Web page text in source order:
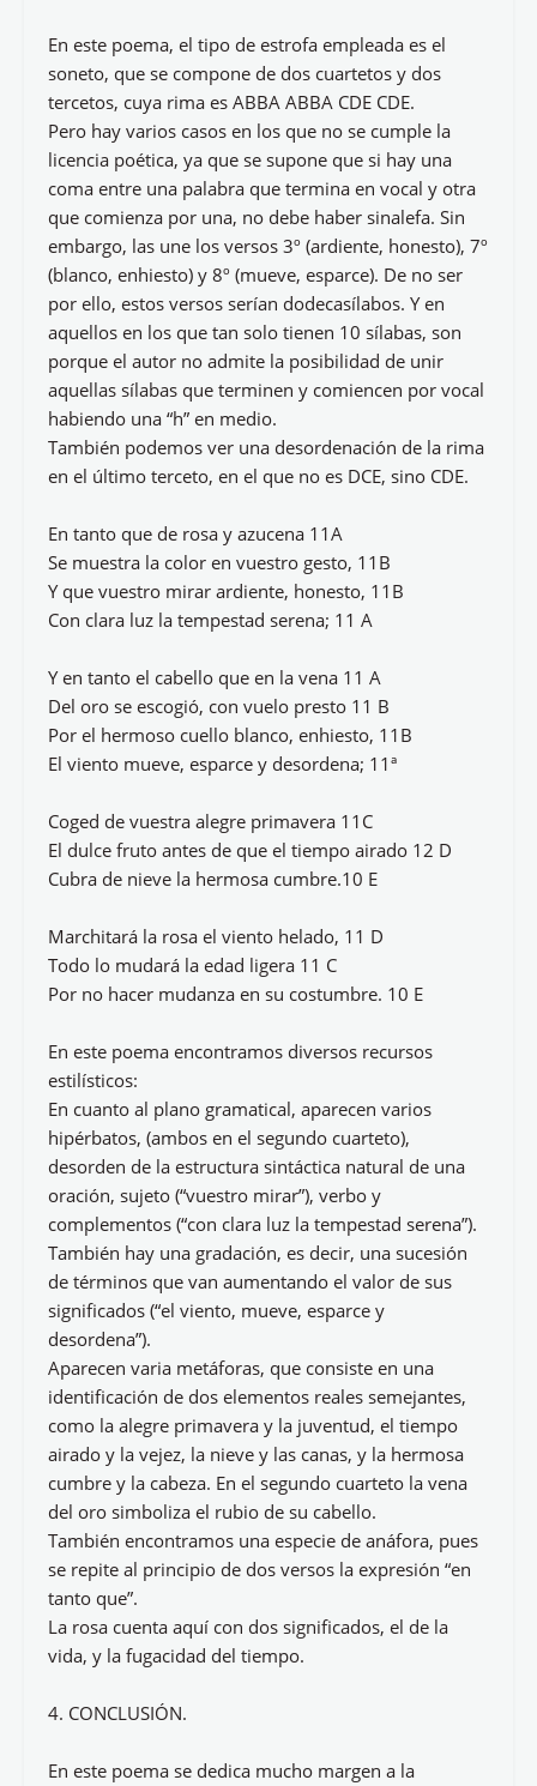
En este poema, el tipo de estrofa empleada es el
soneto, que se compone de dos cuartetos y dos
tercetos, cuya rima es ABBA ABBA CDE CDE.
Pero hay varios casos en los que no se cumple la
licencia poética, ya que se supone que si hay una
coma entre una palabra que termina en vocal y otra
que comienza por una, no debe haber sinalefa. Sin
embargo, las une los versos 3º (ardiente, honesto), 7º
(blanco, enhiesto) y 8º (mueve, esparce). De no ser
por ello, estos versos serían dodecasílabos. Y en
aquellos en los que tan solo tienen 10 sílabas, son
porque el autor no admite la posibilidad de unir
aquellas sílabas que terminen y comiencen por vocal
habiendo una “h” en medio.
También podemos ver una desordenación de la rima
en el último terceto, en el que no es DCE, sino CDE.
En tanto que de rosa y azucena 11A
Se muestra la color en vuestro gesto, 11B
Y que vuestro mirar ardiente, honesto, 11B
Con clara luz la tempestad serena; 11 A
Y en tanto el cabello que en la vena 11 A
Del oro se escogió, con vuelo presto 11 B
Por el hermoso cuello blanco, enhiesto, 11B
El viento mueve, esparce y desordena; 11ª
Coged de vuestra alegre primavera 11C
El dulce fruto antes de que el tiempo airado 12 D
Cubra de nieve la hermosa cumbre.10 E
Marchitará la rosa el viento helado, 11 D
Todo lo mudará la edad ligera 11 C
Por no hacer mudanza en su costumbre. 10 E
En este poema encontramos diversos recursos
estilísticos:
En cuanto al plano gramatical, aparecen varios
hipérbatos, (ambos en el segundo cuarteto),
desorden de la estructura sintáctica natural de una
oración, sujeto (“vuestro mirar”), verbo y
complementos (“con clara luz la tempestad serena”).
También hay una gradación, es decir, una sucesión
de términos que van aumentando el valor de sus
significados (“el viento, mueve, esparce y
desordena”).
Aparecen varia metáforas, que consiste en una
identificación de dos elementos reales semejantes,
como la alegre primavera y la juventud, el tiempo
airado y la vejez, la nieve y las canas, y la hermosa
cumbre y la cabeza. En el segundo cuarteto la vena
del oro simboliza el rubio de su cabello.
También encontramos una especie de anáfora, pues
se repite al principio de dos versos la expresión “en
tanto que”.
La rosa cuenta aquí con dos significados, el de la
vida, y la fugacidad del tiempo.
4. CONCLUSIÓN.
En este poema se dedica mucho margen a la